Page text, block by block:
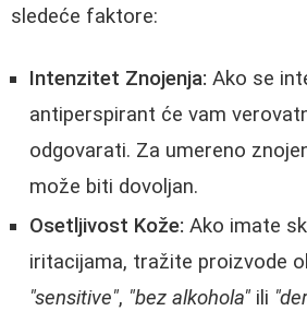
sledeće faktore:
Intenzitet Znojenja: Ako se
antiperspirant će vam
odgovarati. Za umereno
može biti dovoljan.
Osetljivost Kože: Ako imate
iritacijama, tražite proizvode
"sensitive", "bez alkohola" ili